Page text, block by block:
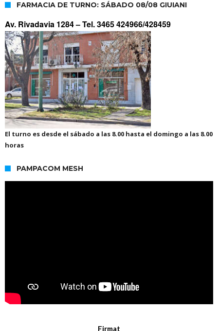
FARMACIA DE TURNO: SÁBADO 08/08 GIUIANI
Av. Rivadavia 1284 –Tel. 3465 424966/428459
El turno es desde el sábado a las 8.00 hasta el domingo a las 8.00
horas
PAMPACOM MESH
Firmat